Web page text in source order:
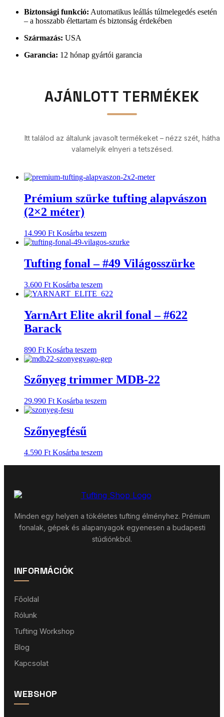
Biztonsági funkció: Automatikus leállás túlmelegedés esetén
– a hosszabb élettartam és biztonság érdekében
Származás: USA
Garancia: 12 hónap gyártói garancia
AJÁNLOTT TERMÉKEK
Itt találod az általunk javasolt termékeket – nézz szét, hátha
valamelyik elnyeri a tetszésed.
Prémium szürke tufting alapvászon
(2×2 méter)
14.990 Ft Kosárba teszem
Tufting fonal – #49 Világosszürke
3.600 Ft Kosárba teszem
YarnArt Elite akril fonal – #622
Barack
890 Ft Kosárba teszem
Szőnyeg trimmer MDB-22
29.990 Ft Kosárba teszem
Szőnyegfésű
4.590 Ft Kosárba teszem
Minden egy helyen a tökéletes tufting élményhez. Prémium
fonalak, gépek és alapanyagok egyenesen a budapesti
stúdiónkból.
INFORMÁCIÓK
Főoldal
Rólunk
Tufting Workshop
Blog
Kapcsolat
WEBSHOP